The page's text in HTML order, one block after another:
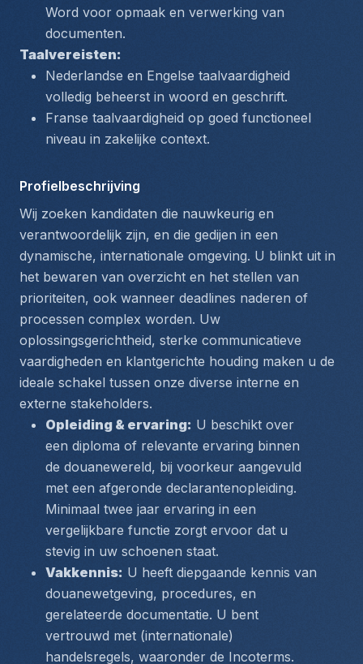
Word voor opmaak en verwerking van
documenten.
Taalvereisten:
Nederlandse en Engelse taalvaardigheid
volledig beheerst in woord en geschrift.
Franse taalvaardigheid op goed functioneel
niveau in zakelijke context.
Profielbeschrijving
Wij zoeken kandidaten die nauwkeurig en
verantwoordelijk zijn, en die gedijen in een
dynamische, internationale omgeving. U blinkt uit in
het bewaren van overzicht en het stellen van
prioriteiten, ook wanneer deadlines naderen of
processen complex worden. Uw
oplossingsgerichtheid, sterke communicatieve
vaardigheden en klantgerichte houding maken u de
ideale schakel tussen onze diverse interne en
externe stakeholders.
Opleiding & ervaring: U beschikt over
een diploma of relevante ervaring binnen
de douanewereld, bij voorkeur aangevuld
met een afgeronde declarantenopleiding.
Minimaal twee jaar ervaring in een
vergelijkbare functie zorgt ervoor dat u
stevig in uw schoenen staat.
Vakkennis: U heeft diepgaande kennis van
douanewetgeving, procedures, en
gerelateerde documentatie. U bent
vertrouwd met (internationale)
handelsregels, waaronder de Incoterms.